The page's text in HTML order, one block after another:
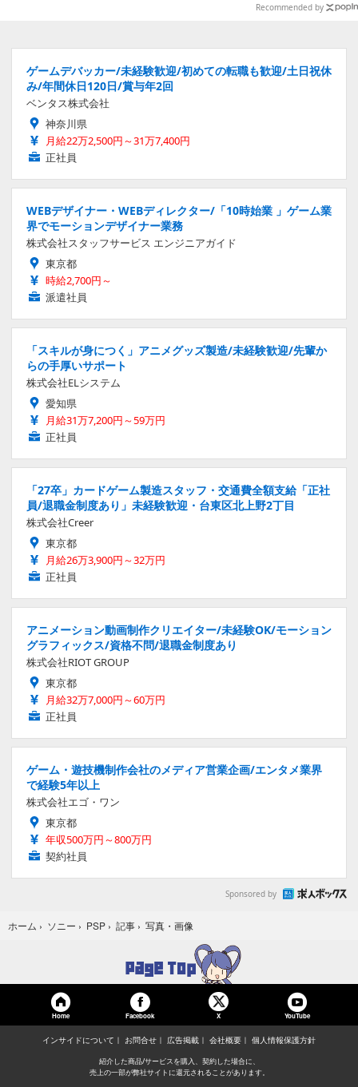
Recommended by
ゲームデバッカー/未経験歓迎/初めての転職も歓迎/土日祝休
み/年間休日120日/賞与年2回
ベンタス株式会社
神奈川県
月給22万2,500円～31万7,400円
正社員
WEBデザイナー・WEBディレクター/「10時始業 」ゲーム業
界でモーションデザイナー業務
株式会社スタッフサービス エンジニアガイド
東京都
時給2,700円～
派遣社員
「スキルが身につく」アニメグッズ製造/未経験歓迎/先輩か
らの手厚いサポート
株式会社ELシステム
愛知県
月給31万7,200円～59万円
正社員
「27卒」カードゲーム製造スタッフ・交通費全額支給「正社
員/退職金制度あり」未経験歓迎・台東区北上野2丁目
株式会社Creer
東京都
月給26万3,900円～32万円
正社員
アニメーション動画制作クリエイター/未経験OK/モーション
グラフィックス/資格不問/退職金制度あり
株式会社RIOT GROUP
東京都
月給32万7,000円～60万円
正社員
ゲーム・遊技機制作会社のメディア営業企画/エンタメ業界
で経験5年以上
株式会社エゴ・ワン
東京都
年収500万円～800万円
契約社員
Sponsored by
ホーム › ソニー › PSP › 記事 › 写真・画像
Home Facebook X YouTube
インサイドについて お問合せ 広告掲載 会社概要 個人情報保護方針
紹介した商品/サービスを購入、契約した場合に、
売上の一部が弊社サイトに還元されることがあります。